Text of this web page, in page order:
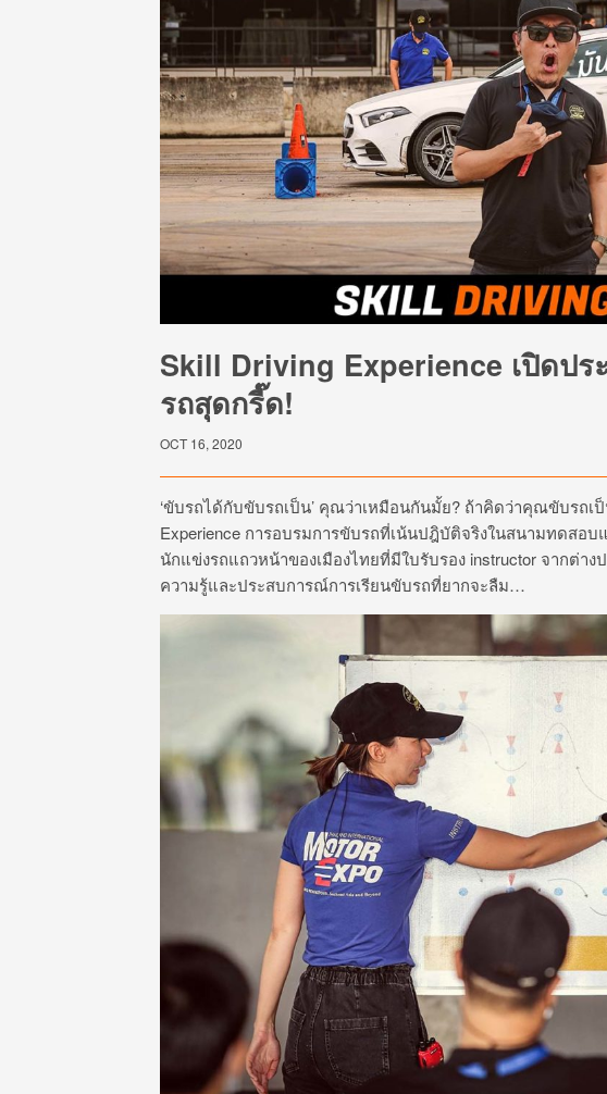
Skill Driving Experience เปิดปร
รถสุดกรี๊ด!
OCT 16, 2020
‘ขับรถได้กับขับรถเป็น’ คุณว่าเหมือนกันมั้ย? ถ้าคิดว่าคุณขับรถเป็
Experience การอบรมการขับรถที่เน้นปฎิบัติจริงในสนามทดส
นักแข่งรถแถวหน้าของเมืองไทยที่มีใบรับรอง instructor จากต่า
ความรู้และประสบการณ์การเรียนขับรถที่ยากจะลืม…